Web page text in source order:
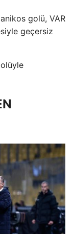
golü, VAR
geçersiz